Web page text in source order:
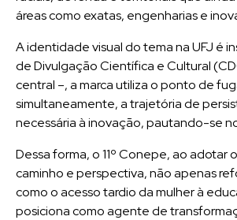
áreas como exatas, engenharias e
A identidade visual do tema na UFJ é
de Divulgação Científica e Cultural
central –, a marca utiliza o ponto de
simultaneamente, a trajetória de
necessária à inovação, pautando-se
Dessa forma, o 11º Conepe, ao
caminho e perspectiva, não apenas
como o acesso tardio da mulher à
posiciona como agente de